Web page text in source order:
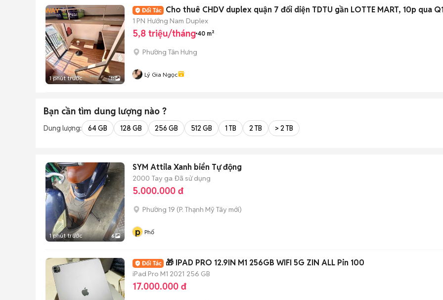
1 phút trước 11
Cho thuê CHDV duplex quận 7 đối diện TDTU gần LOTTE MART, 10p qua
1 PN Hướng Nam Duplex
5,8 triệu/tháng 40 m²
Phường Tân Hưng
Lý Gia Ngọc
Bạn cần tìm dung lượng nào ?
Dung lượng: 64 GB 128 GB 256 GB 512 GB 1 TB 2 TB > 2 TB
1 phút trước 6
SYM Attila Xanh biển Tự động
2000 Tay ga Đã sử dụng
5.000.000 đ
Phường 19 (P. Thạnh Mỹ Tây mới)
p Phố
🎁 IPAD PRO 12.9IN M1 256GB WIFI 5G ZIN ALL Pin 100
iPad Pro M1 2021 256 GB
17.000.000 đ